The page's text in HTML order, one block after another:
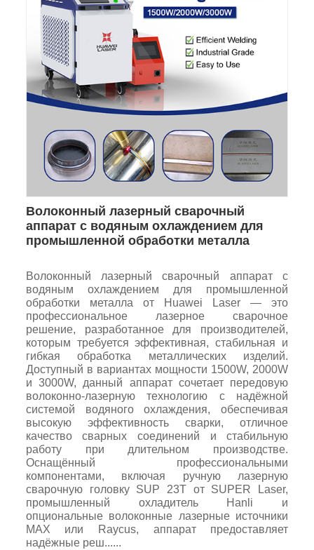
Волоконный лазерный сварочный
аппарат с водяным охлаждением для
промышленной обработки металла
Волоконный лазерный сварочный аппарат с
водяным охлаждением для промышленной
обработки металла от Huawei Laser — это
профессиональное лазерное сварочное
решение, разработанное для производителей,
которым требуется эффективная, стабильная и
гибкая обработка металлических изделий.
Доступный в вариантах мощности 1500W, 2000W
и 3000W, данный аппарат сочетает передовую
волоконно-лазерную технологию с надёжной
системой водяного охлаждения, обеспечивая
высокую эффективность сварки, отличное
качество сварных соединений и стабильную
работу при длительном производстве.
Оснащённый профессиональными
компонентами, включая ручную лазерную
сварочную головку SUP 23T от SUPER Laser,
промышленный охладитель Hanli и
опциональные волоконные лазерные источники
MAX или Raycus, аппарат предоставляет
надёжные реш......